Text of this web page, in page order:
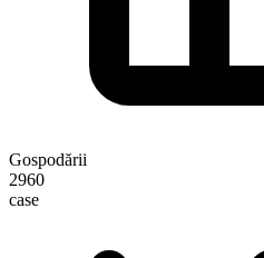
Gospodării
2960
case